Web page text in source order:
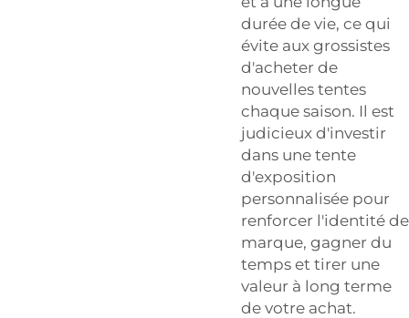
durée de vie, ce qui
évite aux grossistes
d'acheter de
nouvelles tentes
chaque saison. Il est
judicieux d'investir
dans une tente
d'exposition
personnalisée pour
renforcer l'identité de
marque, gagner du
temps et tirer une
valeur à long terme
de votre achat.